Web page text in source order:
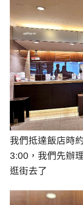
我們抵達飯店時
3:00，我們先辦
逛街去了